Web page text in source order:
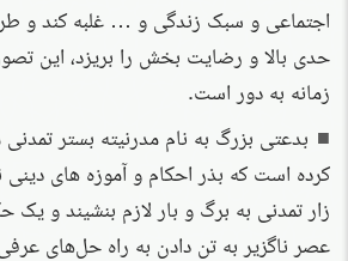
اجتماعی و سبک زندگی و … غلبه کند و
حدی بالا و رضایت بخش را بریزد، این
زمانه به دور است.
بدعتی بزرگ به نام مدرنیته بستر
کرده است که بذر احکام و آموزه های دینی
زار تمدنی به برگ و بار لازم بنشیند و یک
عصر ناگزیر به تن دادن به راه حل‌های